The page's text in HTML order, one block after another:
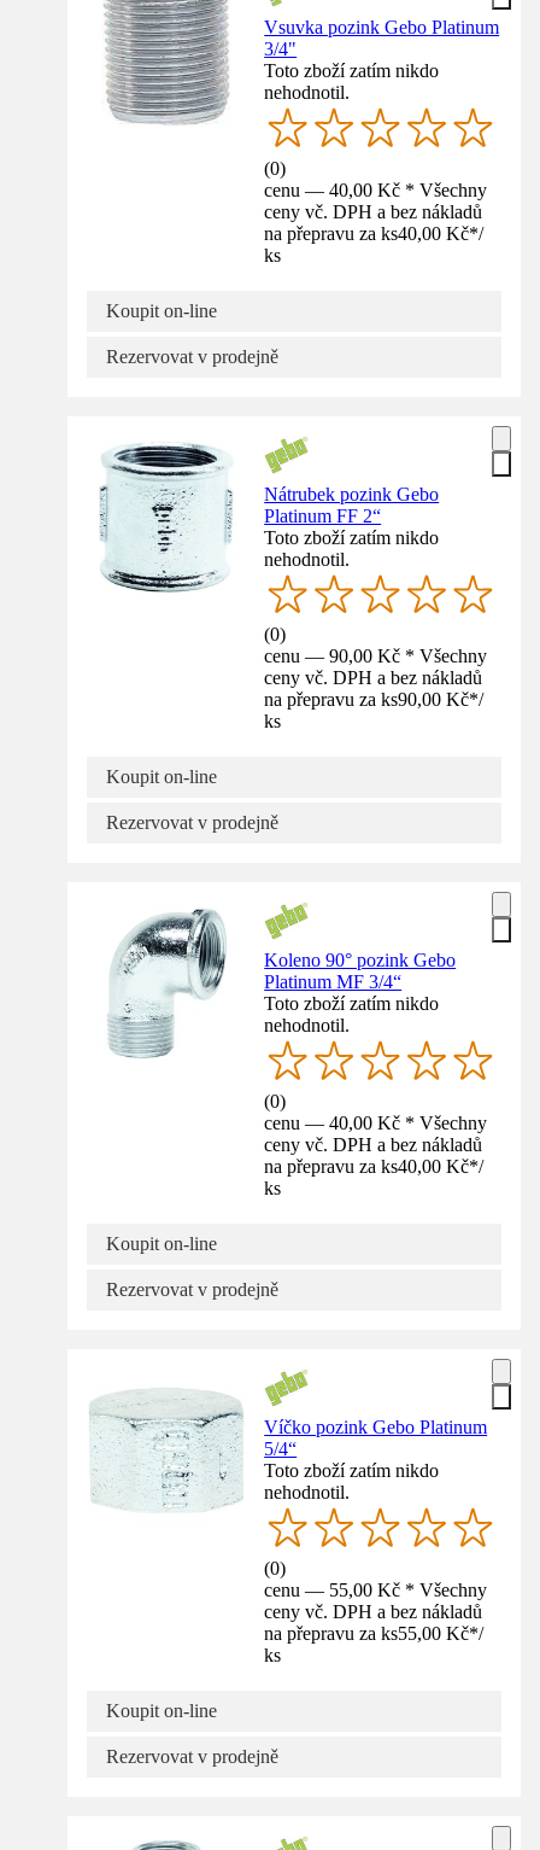
Vsuvka pozink Gebo Platinum
3/4"
Toto zboží zatím nikdo
nehodnotil.
(0)
cenu — 40,00 Kč * Všechny
ceny vč. DPH a bez nákladů
na přepravu za ks40,00 Kč*/
ks
Koupit on-line
Rezervovat v prodejně
Nátrubek pozink Gebo
Platinum FF 2“
Toto zboží zatím nikdo
nehodnotil.
(0)
cenu — 90,00 Kč * Všechny
ceny vč. DPH a bez nákladů
na přepravu za ks90,00 Kč*/
ks
Koupit on-line
Rezervovat v prodejně
Koleno 90° pozink Gebo
Platinum MF 3/4“
Toto zboží zatím nikdo
nehodnotil.
(0)
cenu — 40,00 Kč * Všechny
ceny vč. DPH a bez nákladů
na přepravu za ks40,00 Kč*/
ks
Koupit on-line
Rezervovat v prodejně
Víčko pozink Gebo Platinum
5/4“
Toto zboží zatím nikdo
nehodnotil.
(0)
cenu — 55,00 Kč * Všechny
ceny vč. DPH a bez nákladů
na přepravu za ks55,00 Kč*/
ks
Koupit on-line
Rezervovat v prodejně